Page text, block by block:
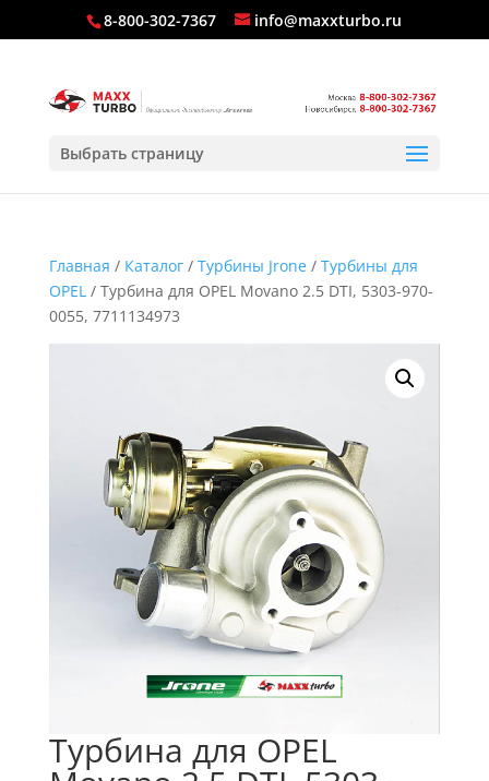
8-800-302-7367 info@maxxturbo.ru
Выбрать страницу
Главная / Каталог/ Турбины Jrone/ Турбины для
OPEL/ Турбина для OPEL Movano 2.5 DTI, 5303-970-
0055, 7711134973
Турбина для OPEL